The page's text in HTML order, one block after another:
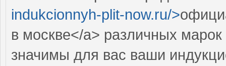
indukcionnyh-plit-now.ru/>
в москве</a> различных
значимы для вас ваши